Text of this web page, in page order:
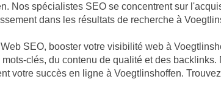
Nos spécialistes SEO se concentrent sur
dans les résultats de recherche à
SEO, booster votre visibilité web à
clés, du contenu de qualité et des backlinks.
votre succès en ligne à Voegtlinshoffen.